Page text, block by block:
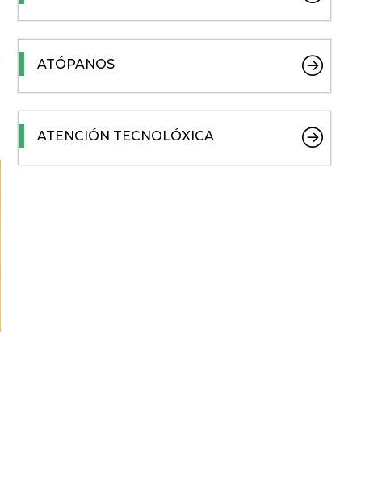
ATÓPANOS
ATENCIÓN TECNOLÓXICA